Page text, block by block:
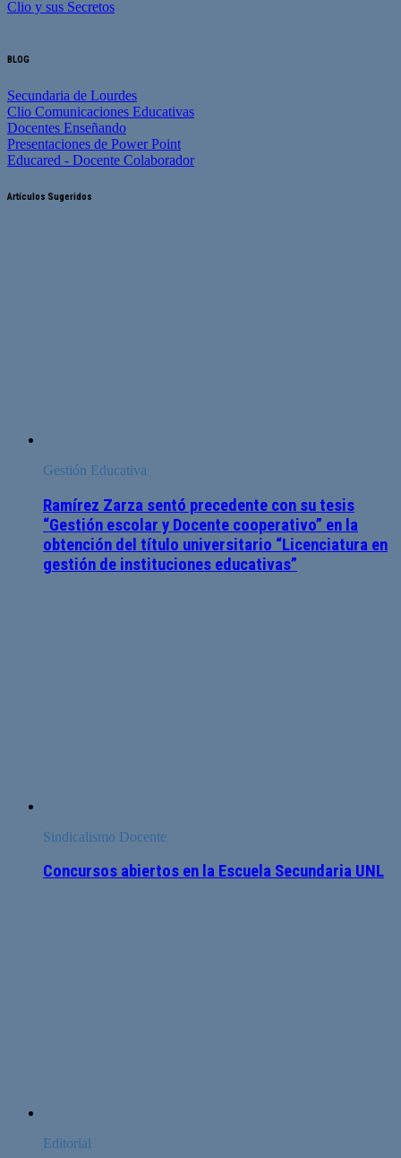
Clio y sus Secretos
BLOG
Secundaria de Lourdes
Clio Comunicaciones Educativas
Docentes Enseñando
Presentaciones de Power Point
Educared - Docente Colaborador
Artículos Sugeridos
Gestión Educativa
Ramírez Zarza sentó precedente con su tesis
“Gestión escolar y Docente cooperativo” en la
obtención del título universitario “Licenciatura en
gestión de instituciones educativas”
Sindicalismo Docente
Concursos abiertos en la Escuela Secundaria UNL
Editorial